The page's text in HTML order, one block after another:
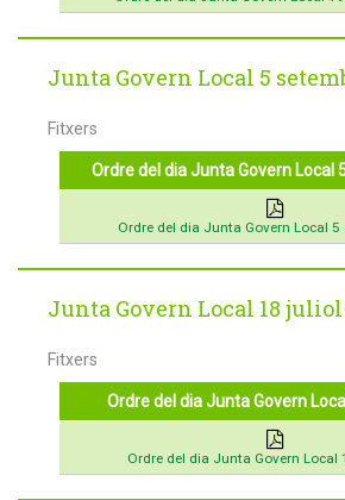
Junta Govern Local 5
Fitxers
Ordre del dia Junta Govern Local
Ordre del dia Junta Govern Local 5
Junta Govern Local 18 juliol
Fitxers
Ordre del dia Junta Govern
Ordre del dia Junta Govern Local